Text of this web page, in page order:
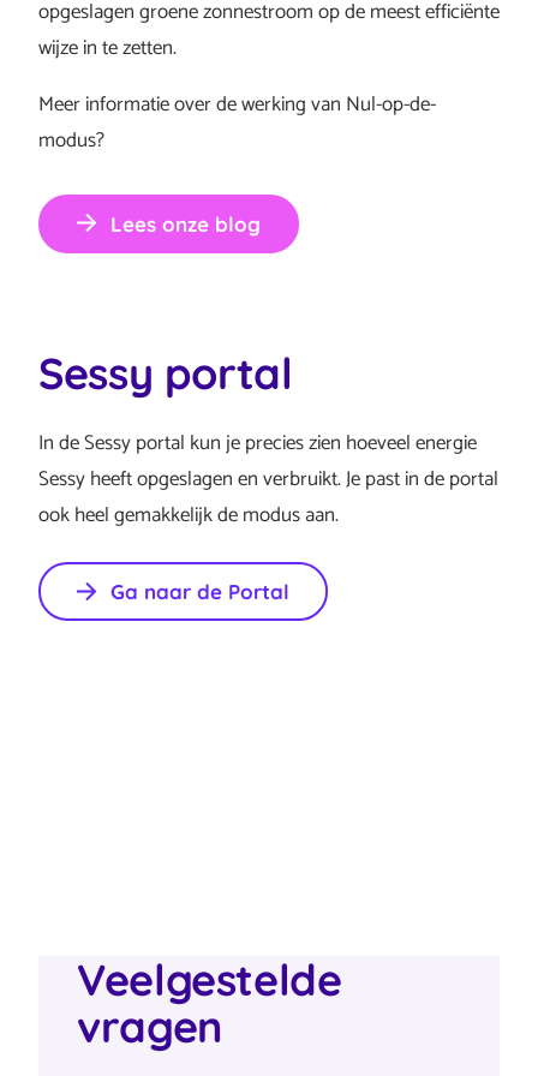
opgeslagen groene zonnestroom op de meest efficiënte
wijze in te zetten.
Meer informatie over de werking van Nul-op-de-
modus?
Lees onze blog
Sessy portal
In de Sessy portal kun je precies zien hoeveel energie
Sessy heeft opgeslagen en verbruikt. Je past in de portal
ook heel gemakkelijk de modus aan.
Ga naar de Portal
Veelgestelde
vragen